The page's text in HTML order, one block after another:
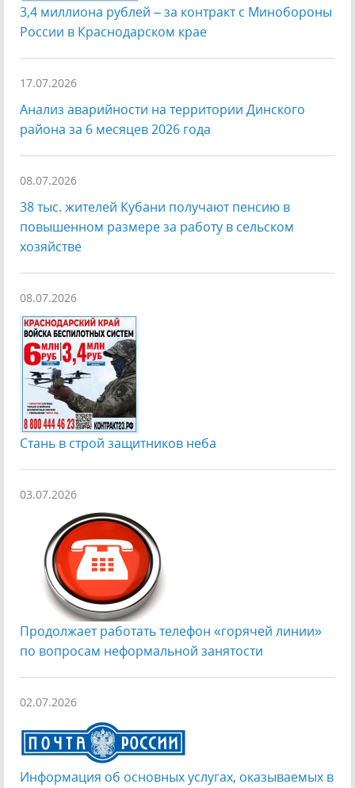
3,4 миллиона рублей – за контракт с Минобороны
России в Краснодарском крае
17.07.2026
Анализ аварийности на территории Динского
района за 6 месяцев 2026 года
08.07.2026
38 тыс. жителей Кубани получают пенсию в
повышенном размере за работу в сельском
хозяйстве
08.07.2026
Стань в строй защитников неба
03.07.2026
Продолжает работать телефон «горячей линии»
по вопросам неформальной занятости
02.07.2026
Информация об основных услугах, оказываемых в